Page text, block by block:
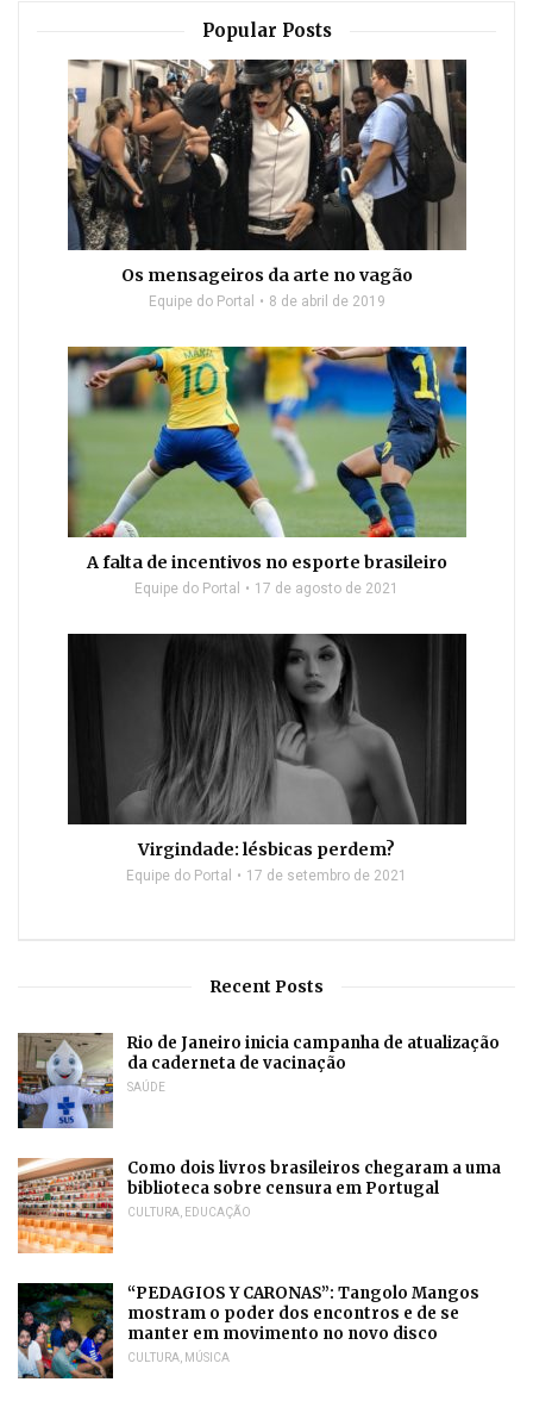
Popular Posts
Os mensageiros da arte no vagão
Equipe do Portal 8 de abril de 2019
A falta de incentivos no esporte brasileiro
Equipe do Portal 17 de agosto de 2021
Virgindade: lésbicas perdem?
Equipe do Portal 17 de setembro de 2021
Recent Posts
Rio de Janeiro inicia campanha de atualização
da caderneta de vacinação
SAÚDE
Como dois livros brasileiros chegaram a uma
biblioteca sobre censura em Portugal
CULTURA EDUCAÇÃO
“PEDAGIOS Y CARONAS”: Tangolo Mangos
mostram o poder dos encontros e de se
manter em movimento no novo disco
CULTURA MÚSICA